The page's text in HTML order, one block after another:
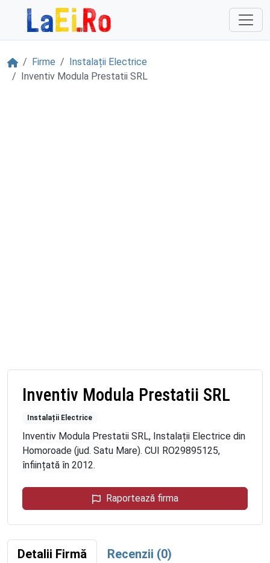
Sari la continut
AcasăFirme
Instalații Electrice
Inventiv Modula Prestatii SRL
Inventiv Modula Prestatii SRL
Instalații Electrice
Inventiv Modula Prestatii SRL, Instalații Electrice din
Homoroade (jud. Satu Mare). CUI RO29895125,
înființată în 2012.
Raportează firma
Detalii Firmă Recenzii (0)